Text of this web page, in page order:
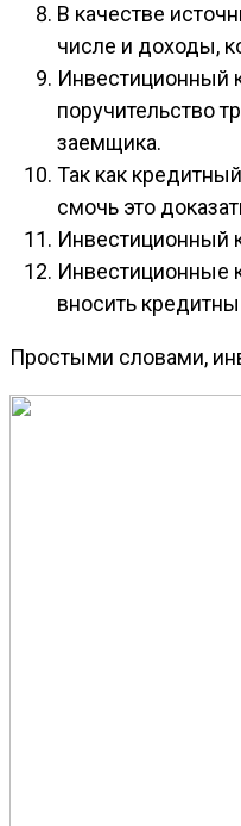
В качестве
числе и доходы,
Инвестиционный
поручительство
заемщика.
Так как
смочь это
Инвестиционный
Инвестиционные
вносить
Простыми словами,